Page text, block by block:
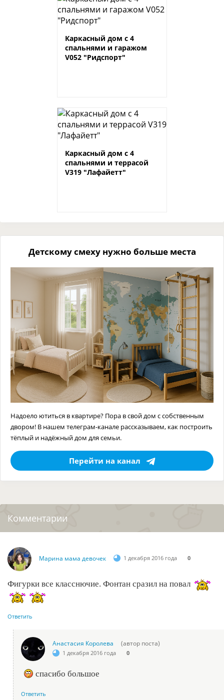
Каркасный дом с 4
спальнями и гаражом
V052 "Ридспорт"
Каркасный дом с 4
спальнями и террасой
V319 "Лафайетт"
Детскому смеху нужно больше места
Надоело ютиться в квартире? Пора в свой дом с собственным
двором! В нашем телеграм-канале рассказываем, как построить
тёплый и надёжный дом для семьи.
Перейти на канал
Комментарии
Марина мама девочек 1 декабря 2016 года 0
Фигурки все класснючие. Фонтан сразил на повал
Ответить
Анастасия Королева (автор поста)
1 декабря 2016 года 0
спасибо большое
Ответить